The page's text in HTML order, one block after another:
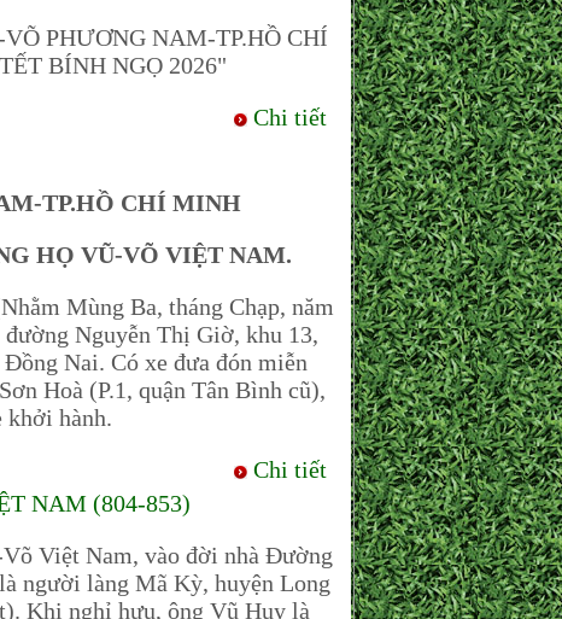
PHƯƠNG NAM-TP.HỒ CHÍ
BÍNH NGỌ 2026"
Chi tiết
TP.HỒ CHÍ MINH
HỌ VŨ-VÕ VIỆT NAM.
Mùng Ba, tháng Chạp, năm
đường Nguyễn Thị Giờ, khu 13,
Nai. Có xe đưa đón miễn
Hoà (P.1, quận Tân Bình cũ),
khởi hành.
Chi tiết
NAM (804-853)
Việt Nam, vào đời nhà Đường
người làng Mã Kỳ, huyện Long
Khi nghỉ hưu, ông Vũ Huy là